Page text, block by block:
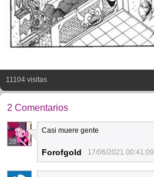
11104 visitas
2 Comentarios
28
Casi muere gente
Forofgold 17/06/2021 00:41:09